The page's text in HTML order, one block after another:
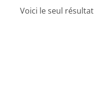
Voici le seul résultat